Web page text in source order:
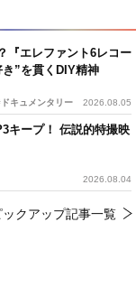
『エレファント6レコー
”を貫くDIY精神
キュメンタリー 2026.08.05
キープ！ 伝説的特撮映
2026.08.04
ックアップ記事一覧